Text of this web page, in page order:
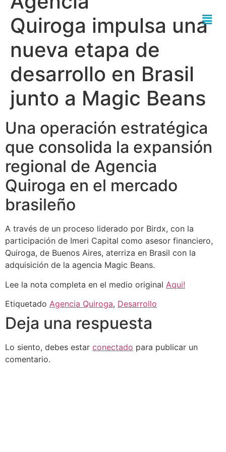
Quiroga impulsa una
nueva etapa de
desarrollo en Brasil
junto a Magic Beans
Una operación estratégica
que consolida la expansión
regional de Agencia
Quiroga en el mercado
brasileño
A través de un proceso liderado por Birdx, con la
participación de Imeri Capital como asesor financiero,
Quiroga, de Buenos Aires, aterriza en Brasil con la
adquisición de la agencia Magic Beans.
Lee la nota completa en el medio original Aqui!
Etiquetado Agencia Quiroga, Desarrollo
Deja una respuesta
Lo siento, debes estar conectado para publicar un
comentario.